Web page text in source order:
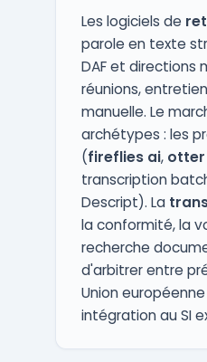
Les logiciels de
parole en texte
DAF et directions
réunions,
manuelle. Le
archétypes : les
(fireflies ai, otter
transcription
Descript). La
la conformité, la
recherche
d'arbitrer entre
Union
intégration au SI